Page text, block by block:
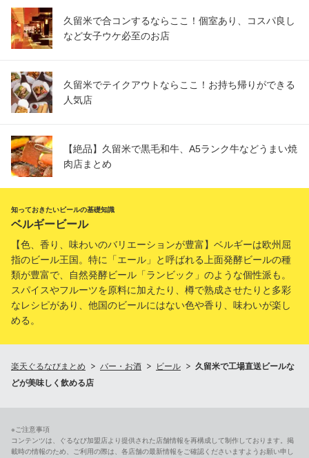
久留米で合コンするならここ！個室あり、コスパ良し
など女子ウケ必至のお店
久留米でテイクアウトならここ！お持ち帰りができる
人気店
【絶品】久留米で黒毛和牛、A5ランク牛などうまい焼
肉店まとめ
知っておきたいビールの基礎知識
ベルギービール
【色、香り、味わいのバリエーションが豊富】ベルギーは欧州屈
指のビール王国。特に「エール」と呼ばれる上面発酵ビールの種
類が豊富で、自然発酵ビール「ランビック」のような個性派も。
スパイスやフルーツを原料に加えたり、樽で熟成させたりと多彩
なレシピがあり、他国のビールにはない色や香り、味わいが楽し
める。
楽天ぐるなびまとめ バー・お酒 ビール
久留米で工場直送ビールな
どが美味しく飲める店
※ご注意事項
コンテンツは、ぐるなび加盟店より提供された店舗情報を再構成して制作しております。掲
載時の情報のため、ご利用の際は、各店舗の最新情報をご確認くださいますようお願い申し